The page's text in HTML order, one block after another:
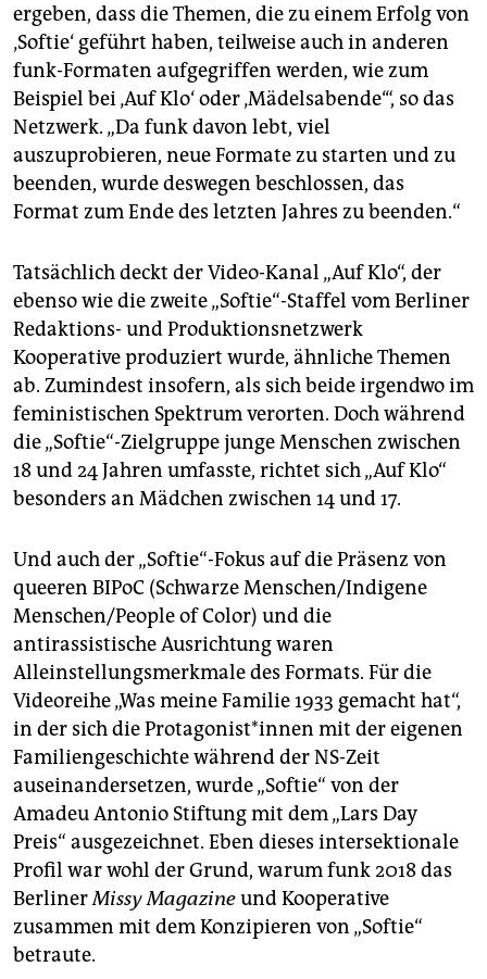
ergeben, dass die Themen, die zu einem Erfolg von
‚Softie‘ geführt haben, teilweise auch in anderen
funk-Formaten aufgegriffen werden, wie zum
Beispiel bei ‚Auf Klo‘ oder ‚Mädelsabende‘“, so das
Netzwerk. „Da funk davon lebt, viel
auszuprobieren, neue Formate zu starten und zu
beenden, wurde deswegen beschlossen, das
Format zum Ende des letzten Jahres zu beenden.“
Tatsächlich deckt der Video-Kanal „Auf Klo“, der
ebenso wie die zweite „Softie“-Staffel vom Berliner
Redaktions- und Produktionsnetzwerk
Kooperative produziert wurde, ähnliche Themen
ab. Zumindest insofern, als sich beide irgendwo im
feministischen Spektrum verorten. Doch während
die „Softie“-Zielgruppe junge Menschen zwischen
18 und 24 Jahren umfasste, richtet sich „Auf Klo“
besonders an Mädchen zwischen 14 und 17.
Und auch der „Softie“-Fokus auf die Präsenz von
queeren BIPoC (Schwarze Menschen/Indigene
Menschen/People of Color) und die
antirassistische Ausrichtung waren
Alleinstellungsmerkmale des Formats. Für die
Videoreihe „Was meine Familie 1933 gemacht hat“,
in der sich die Protagonist*innen mit der eigenen
Familiengeschichte während der NS-Zeit
auseinandersetzen, wurde „Softie“ von der
Amadeu Antonio Stiftung mit dem „Lars Day
Preis“ ausgezeichnet. Eben dieses intersektionale
Profil war wohl der Grund, warum funk 2018 das
BerlinerMissy Magazineund Kooperative
zusammen mit dem Konzipieren von „Softie“
betraute.